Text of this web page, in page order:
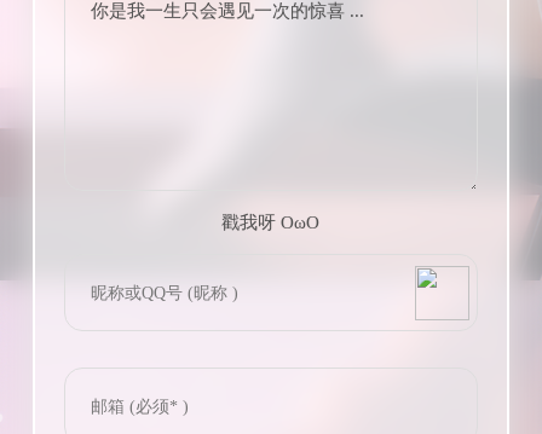
你是我一生只会遇见一次的惊喜 ...
戳我呀 OωO
Tieba